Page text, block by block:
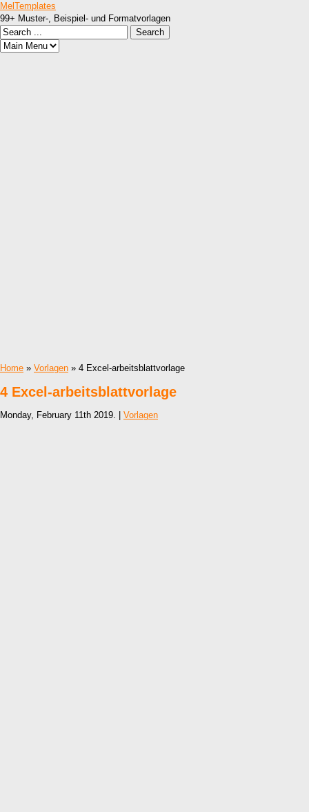
MelTemplates
99+ Muster-, Beispiel- und Formatvorlagen
Home » Vorlagen » 4 Excel-arbeitsblattvorlage
4 Excel-arbeitsblattvorlage
Monday, February 11th 2019. | Vorlagen